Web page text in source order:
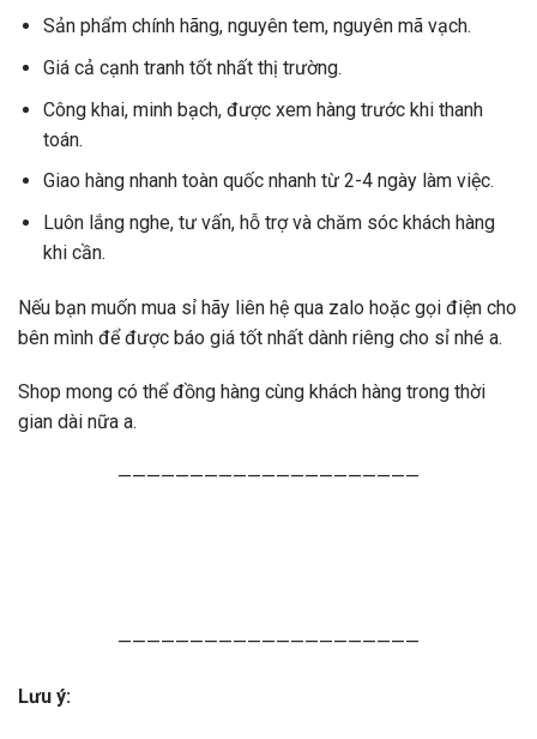
Sản phẩm chính hãng, nguyên tem, nguyên mã vạch.
Giá cả cạnh tranh tốt nhất thị trường.
Công khai, minh bạch, được xem hàng trước khi thanh
toán.
Giao hàng nhanh toàn quốc nhanh từ 2-4 ngày làm việc.
Luôn lắng nghe, tư vấn, hỗ trợ và chăm sóc khách hàng
khi cần.
Nếu bạn muốn mua sỉ hãy liên hệ qua zalo hoặc gọi điện cho
bên mình để được báo giá tốt nhất dành riêng cho sỉ nhé a.
Shop mong có thể đồng hàng cùng khách hàng trong thời
gian dài nữa a.
—————————————————————
—————————————————————
Lưu ý: